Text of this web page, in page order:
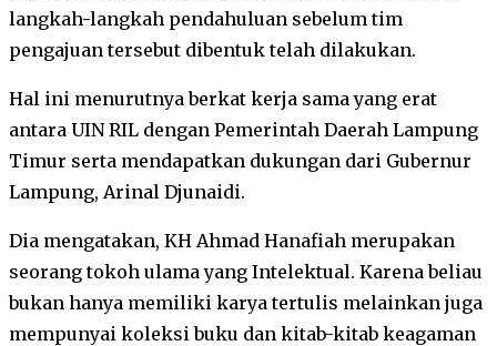
langkah-langkah pendahuluan sebelum tim
pengajuan tersebut dibentuk telah dilakukan.
Hal ini menurutnya berkat kerja sama yang erat
antara UIN RIL dengan Pemerintah Daerah Lampung
Timur serta mendapatkan dukungan dari Gubernur
Lampung, Arinal Djunaidi.
Dia mengatakan, KH Ahmad Hanafiah merupakan
seorang tokoh ulama yang Intelektual. Karena beliau
bukan hanya memiliki karya tertulis melainkan juga
mempunyai koleksi buku dan kitab-kitab keagaman